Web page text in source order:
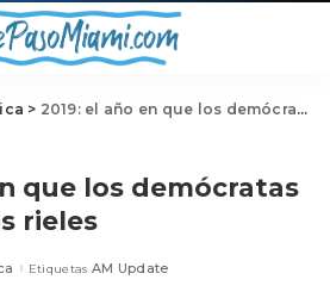
> 2019: el año en que los demócratas salieron de los rieles
que los demócratas
rieles
Etiquetas AM Update